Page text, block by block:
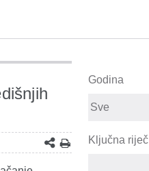
Godina
Ključna riječ